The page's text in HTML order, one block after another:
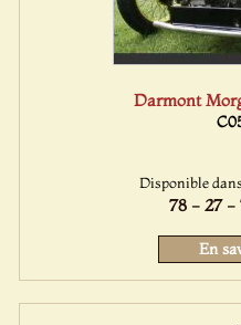
Darmont
Disponible
78 - 27 -
En